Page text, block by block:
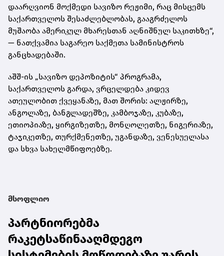
დაარღვიონ მოქმედი სავიზო რეჟიმი, რაც მისცემს
საქართველოს შესაძლებლობას, გააგრძელოს
მუშაობა ამერიკულ მხარესთან აღნიშნულ საკითხზე“,
— ნათქვამია საგარეო საქმეთა სამინისტროს
განცხადებაში.
აშშ-ის „სავიზო დეპოზიტის“ პროგრამა,
საქართველოს გარდა, ვრცელდება კიდევ
ათეულობით ქვეყანაზე, მათ შორის: ალჟირზე,
ანგოლაზე, ბანგლადეშზე, კამბოჯაზე, კუბაზე,
ეთიოპიაზე, ყირგიზეთზე, მონღოლეთზე, ნიგერიაზე,
ტაჯიკეთზე, თურქმენეთზე, უგანდაზე, ვენესუელასა
და სხვა სახელმწიფოებზე.
მსოფლიო
პარტნიორებმა
რაკეტსაწინააღმდეგო